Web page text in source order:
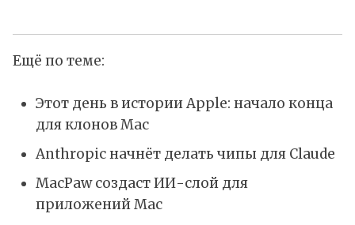
Ещё по теме:
Этот день в истории Apple: начало конца
для клонов Mac
Anthropic начнёт делать чипы для Claude
MacPaw создаст ИИ-слой для
приложений Mac